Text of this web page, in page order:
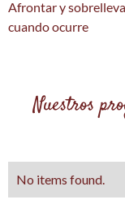
Afrontar y
cuando ocurre
Nuestros
No items found.